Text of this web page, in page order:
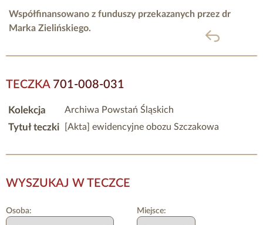
Współfinansowano z funduszy przekazanych przez dr
Marka Zielińskiego.
powrót
TECZKA 701-008-031
Kolekcja Archiwa Powstań Śląskich
Tytuł teczki [Akta] ewidencyjne obozu Szczakowa
WYSZUKAJ W TECZCE
Osoba: Miejsce: